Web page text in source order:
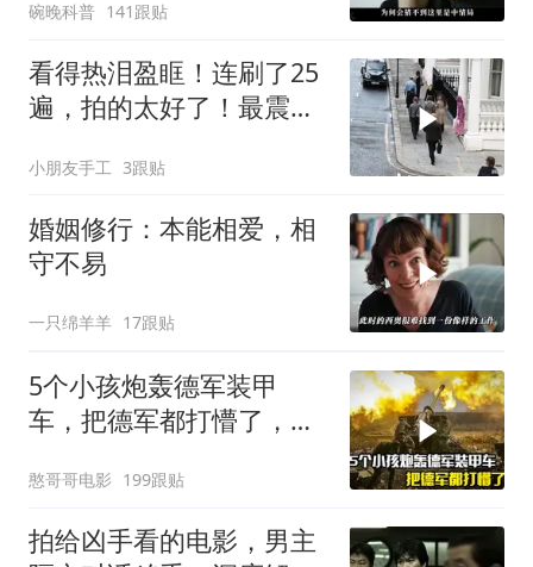
碗晚科普 141跟贴
看得热泪盈眶！连刷了25
遍，拍的太好了！最震惊
小朋友手工 3跟贴
婚姻修行：本能相爱，相
守不易
一只绵羊羊 17跟贴
5个小孩炮轰德军装甲
车，把德军都打懵了，战
憨哥哥电影 199跟贴
拍给凶手看的电影，男主